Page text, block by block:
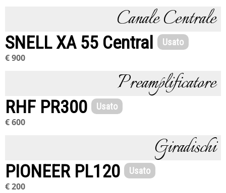
Canale Centrale
SNELL XA 55 Central Usato
€ 900
Preamplificatore
RHF PR300 Usato
€ 600
Giradischi
PIONEER PL120 Usato
€ 200